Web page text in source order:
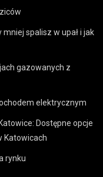
spalisz w upał i jak
gazowanych z
elektrycznym
Dostępne opcje
Katowicach
rynku